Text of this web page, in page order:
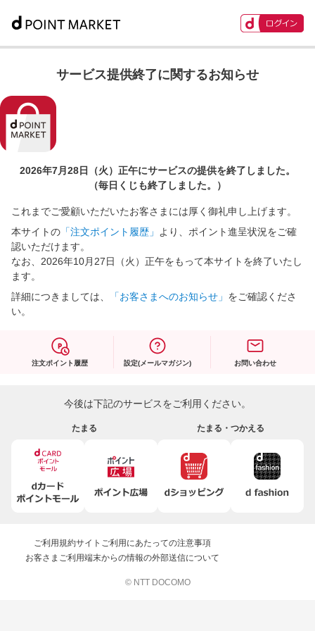
サービス提供終了に関するお知らせ
2026年7月28日（火）正午にサービスの提供を終了しました。
（毎日くじも終了しました。）
これまでご愛顧いただいたお客さまには厚く御礼申し上げます。
本サイトの 「注文ポイント履歴」
より、ポイント進呈状況をご確
認いただけます。
なお、2026年10月27日（火）正午をもって本サイトを終了いたし
ます。
詳細につきましては、
「お客さまへのお知らせ」 をご確認くださ
い。
注文ポイント履歴 設定(メールマガジン) お問い合わせ
今後は下記のサービスをご利用ください。
たまる たまる・つかえる
ご利用規約サイトご利用にあたっての注意事項
お客さまご利用端末からの情報の外部送信について
© NTT DOCOMO